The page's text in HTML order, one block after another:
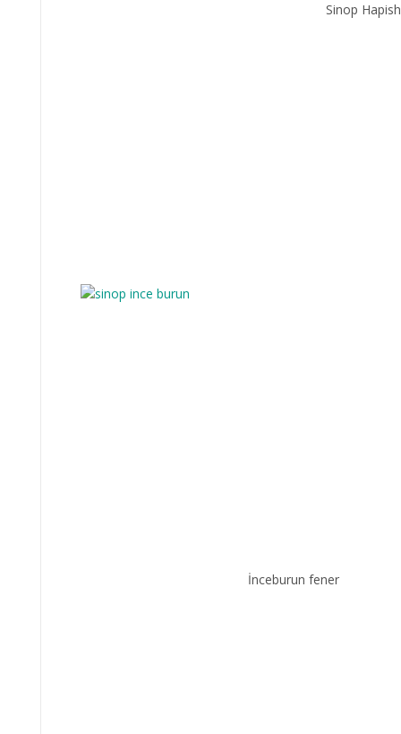
Sinop
İnceburun fener